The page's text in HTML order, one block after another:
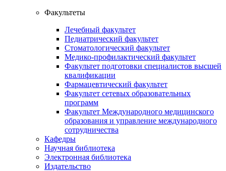
Факультеты
Лечебный факультет
Педиатрический факультет
Стоматологический факультет
Медико-профилактический факультет
Факультет подготовки специалистов высшей
квалификации
Фармацевтический факультет
Факультет сетевых образовательных
программ
Факультет Международного медицинского
образования и управление международного
сотрудничества
Кафедры
Научная библиотека
Электронная библиотека
Издательство